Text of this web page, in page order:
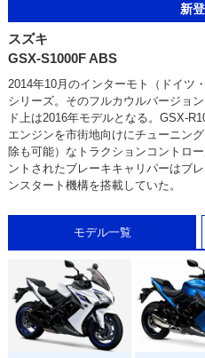
新
スズキ
GSX-S1000F ABS
2014年10月のインターモト（ドイツ
シリーズ。そのフルカウルバージョ
ド上は2016年モデルとなる。GSX-
エンジンを市街地向けにチューニン
除も可能）なトラクションコントロ
ントされたブレーキキャリパーはブ
ンスタート機構を搭載していた。
モデル一覧